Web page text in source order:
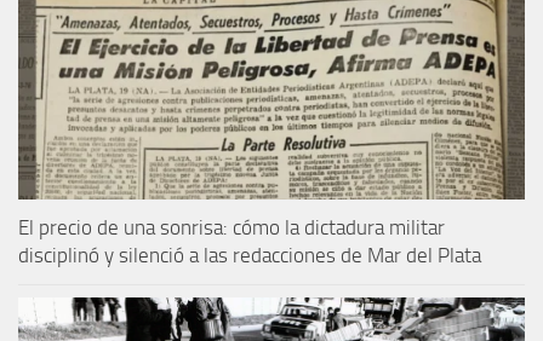
El precio de una sonrisa: cómo la dictadura militar
disciplinó y silenció a las redacciones de Mar del Plata